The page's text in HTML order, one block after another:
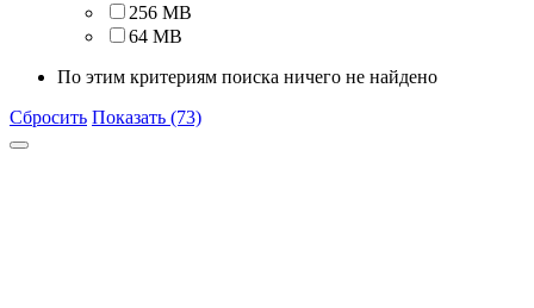
256 MB
64 MB
По этим критериям поиска ничего не найдено
Сбросить Показать (73)